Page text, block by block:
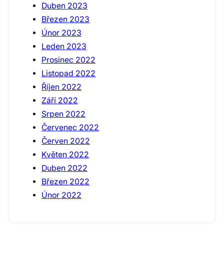
Duben 2023
Březen 2023
Únor 2023
Leden 2023
Prosinec 2022
Listopad 2022
Říjen 2022
Září 2022
Srpen 2022
Červenec 2022
Červen 2022
Květen 2022
Duben 2022
Březen 2022
Únor 2022